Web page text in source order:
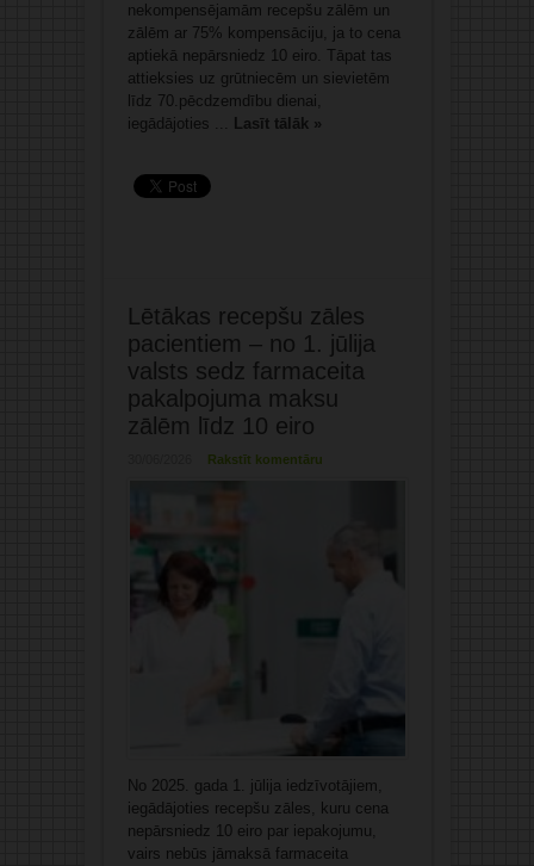
nekompensējamām recepšu zālēm un
zālēm ar 75% kompensāciju, ja to cena
aptiekā nepārsniedz 10 eiro. Tāpat tas
attieksies uz grūtniecēm un sievietēm
līdz 70.pēcdzemdību dienai,
iegādājoties ... Lasīt tālāk »
Lētākas recepšu zāles
pacientiem – no 1. jūlija
valsts sedz farmaceita
pakalpojuma maksu
zālēm līdz 10 eiro
Rakstīt komentāru
No 2025. gada 1. jūlija iedzīvotājiem,
iegādājoties recepšu zāles, kuru cena
nepārsniedz 10 eiro par iepakojumu,
vairs nebūs jāmaksā farmaceita